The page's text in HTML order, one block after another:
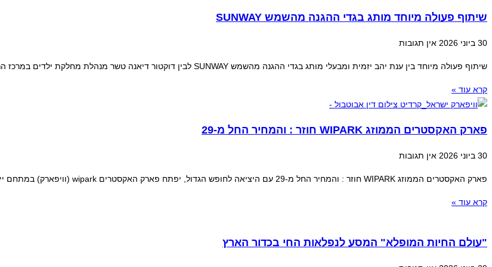
שיתוף פעולה מיוחד מותג בגדי ההגנה מהשמש SUNWAY
30 ביוני 2026 אין תגובות
שיתוף פעולה מיוחד בין ענת יהב יזמית ומבעלי מותג בגדי ההגנה מהשמש SUNWAY לבין דוקטור דיאנה טשר מנהלת מחלקת ילדים במרכז הרפואי וולפסון מציג את מדריך הבטיחות המלא לעונה
קרא עוד »
פארק האקסטרים הממוזג WIPARK חוזר : והמחיר החל מ-29
30 ביוני 2026 אין תגובות
פארק האקסטרים הממוזג WIPARK חוזר : והמחיר החל מ-29 עם היציאה לחופש הגדול, יפתח פארק האקסטרים wipark (וויפארק) במתחם ייעודי וממוזג בהיכל בית מכבי בראשון
קרא עוד »
"עולם החיות המופלא" המסע לנפלאות החי בכדור הארץ